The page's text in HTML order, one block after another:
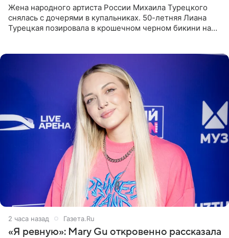
Жена народного артиста России Михаила Турецкого
снялась с дочерями в купальниках. 50-летняя Лиана
Турецкая позировала в крошечном черном бикини на
2 часа назад Газета.Ru
«Я ревную»: Mary Gu откровенно рассказала